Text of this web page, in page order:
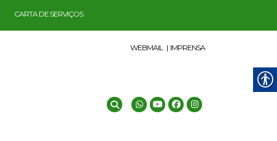
CARTA DE SERVIÇOS
WEBMAIL | IMPRENSA